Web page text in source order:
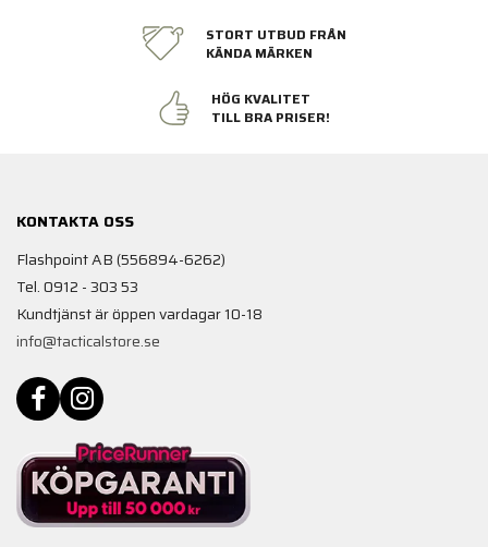
STORT UTBUD FRÅN
KÄNDA MÄRKEN
HÖG KVALITET
TILL BRA PRISER!
KONTAKTA OSS
Flashpoint AB (556894-6262)
Tel. 0912 - 303 53
Kundtjänst är öppen vardagar 10-18
info@tacticalstore.se